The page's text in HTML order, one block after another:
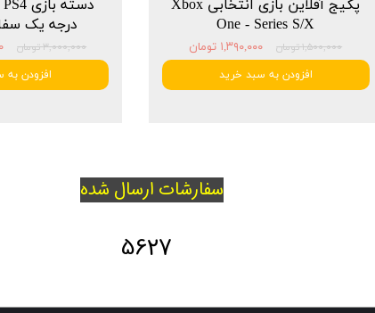
پکیج آفلاین بازی انتخابی Xbox
One - Series S/X
۱,۵۰۰,۰۰۰ تومان ۱,۳۹۰,۰۰۰ تومان
افزودن به سبد خرید
درجه یک
۳,۰۰۰,۰۰۰ تومان
افزودن به
سفارشات ارسال شده
5627